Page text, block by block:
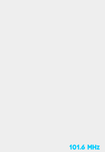
101.6 MHz